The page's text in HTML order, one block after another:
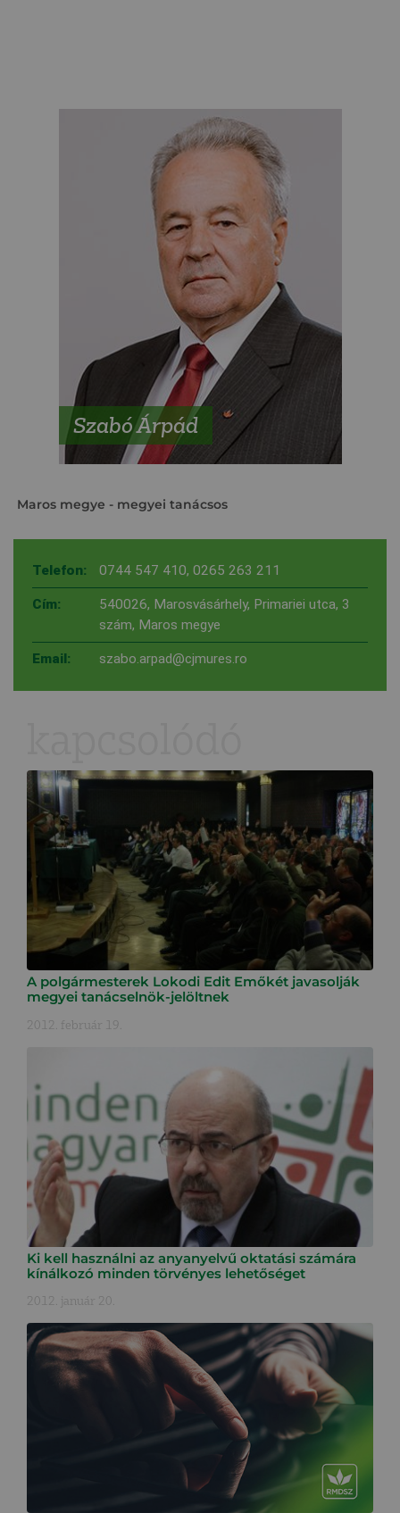
Szabó Árpád
Maros megye - megyei tanácsos
Telefon: 0744 547 410, 0265 263 211
Cím:
540026, Marosvásárhely, Primariei utca, 3
szám, Maros megye
Email: szabo.arpad@cjmures.ro
A polgármesterek Lokodi Edit Emőkét javasolják
megyei tanácselnök-jelöltnek
2012. február 19.
Ki kell használni az anyanyelvű oktatási számára
kínálkozó minden törvényes lehetőséget
2012. január 20.